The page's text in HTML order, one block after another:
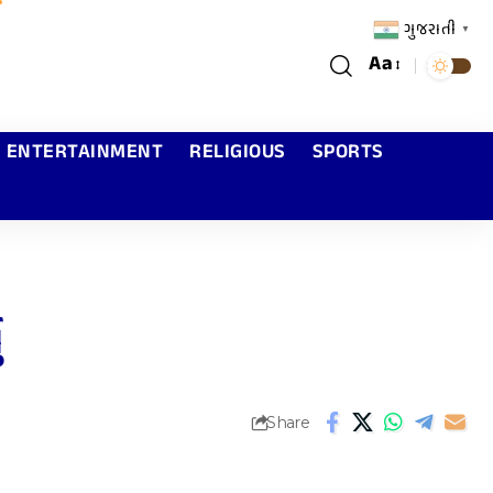
Aa
ENTERTAINMENT RELIGIOUS SPORTS
Share
ગુજરાતી ▼